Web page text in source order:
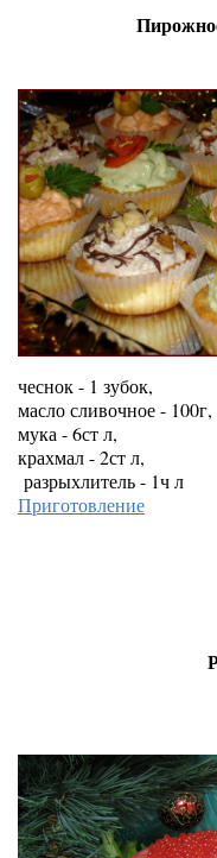
чеснок - 1 зубок,
масло сливочное - 100г,
мука - 6ст л,
крахмал - 2ст л,
разрыхлитель - 1ч л
Приготовление